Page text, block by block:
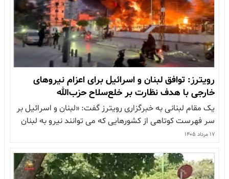
رویترز: توافق لبنان و اسرائیل برای اعزام نیروهای
خارجی با هدف نظارت بر خلع‌سلاح حزب‌الله
یک مقام لبنانی به خبرگزاری رویترز گفت: «لبنان و اسرائیل بر
سر فهرست کوتاهی از کشورهایی که می توانند نیرو به لبنان
اعزام کنند موافقت کردند.» این نیرو برای تضمین خلع سلاح
هفته بین لبنان و اسرائیل در سفارت آمریکا…
۱۷ مرداد ۱۴۰۵